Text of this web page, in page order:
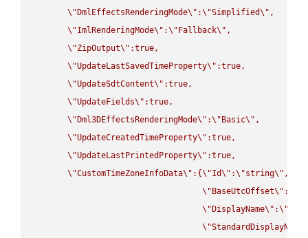
\" DmlEffectsRenderingMode\" :\"Simplified\" ,
\"ImlRenderingMode\" :\" Fallback\" ,
\"ZipOutput\" :true,
\"UpdateLastSavedTimeProperty\" :true,
\"UpdateSdtContent\" :true,
\"UpdateFields\" :true,
\" Dml3DEffectsRenderingMode\" :\" Basic\" ,
\"UpdateCreatedTimeProperty\" :true,
\"UpdateLastPrintedProperty\" :true,
\"CustomTimeZoneInfoData\" :{\"Id\" :\"string\" ,
\" BaseUtcOffset\" :
\" DisplayName\" :\"
\"StandardDisplayName